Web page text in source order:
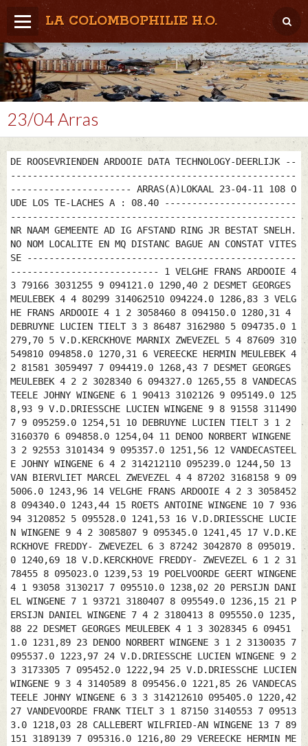
LA COLOMBOPHILIE H.O.
Home
Météo / Het weer
Lâcher / Los
Result. clubs, Provincial, (Inter)National
RFCB / KBDB
23/04 Arras
DE ROOSEVRIENDEN ARDOOIE DATA TECHNOLOGY-DEERLIJK --
----------------------------------------------------
---------------------- ARRAS(A)LOKAAL 23-04-11 108 O
UDE LOS TE-LACHES A : 08.40 ------------------------
----------------------------------------------------
NR NAAM GEMEENTE AD IG AFSTAND RING JR BESTAT SNELH.
NO NOM LOCALITE EN MQ DISTANC BAGUE AN CONSTAT VITES
SE -------------------------------------------------
--------------------------- 1 VELGHE FRANS ARDOOIE 4
3 79166 3031255 9 094121.0 1290,40 2 DESMET GEORGES
MEULEBEK 4 4 80299 314062510 094224.0 1286,83 3 VELG
HE FRANS ARDOOIE 4 1 2 3058460 8 094150.0 1280,31 4
DEBRUYNE LUCIEN TIELT 3 3 86487 3162980 5 094735.0 1
279,70 5 V.D.KERCKHOVE MARNIX ZWEVEZEL 5 4 87609 310
549810 094858.0 1270,31 6 VEREECKE HERMIN MEULEBEK 4
2 81581 3059497 7 094419.0 1268,43 7 DESMET GEORGES
MEULEBEK 4 2 2 3028340 6 094327.0 1265,55 8 VANDECAS
TEELE JOHNY WINGENE 6 1 90413 3102126 9 095149.0 125
8,93 9 V.D.DRIESSCHE LUCIEN WINGENE 9 8 91558 311490
7 9 095259.0 1254,51 10 DEBRUYNE LUCIEN TIELT 3 1 2
3160370 6 094858.0 1254,04 11 DENOO NORBERT WINGENE
3 2 92553 3101434 9 095357.0 1251,56 12 VANDECASTEEL
E JOHNY WINGENE 6 4 2 314212110 095239.0 1244,50 13
VAN BIERVLIET MARCEL ZWEVEZEL 4 4 87202 3168158 9 09
5006.0 1243,96 14 VELGHE FRANS ARDOOIE 4 2 3 3058452
8 094340.0 1243,44 15 ROETS ANTOINE WINGENE 10 7 936
94 3120852 5 095528.0 1241,53 16 V.D.DRIESSCHE LUCIE
N WINGENE 9 4 2 3085807 9 095345.0 1241,45 17 V.D.KE
RCKHOVE FREDDY- ZWEVEZEL 6 3 87242 3042870 8 095019.
0 1240,69 18 V.D.KERCKHOVE FREDDY- ZWEVEZEL 6 1 2 31
78455 8 095023.0 1239,53 19 POELVOORDE GEERT WINGENE
4 1 93058 3130217 7 095510.0 1238,02 20 PERSIJN DANI
EL WINGENE 7 1 93721 3180407 8 095549.0 1236,15 21 P
ERSIJN DANIEL WINGENE 7 4 2 3180413 8 095550.0 1235,
88 22 DESMET GEORGES MEULEBEK 4 1 3 3028345 6 09451
1.0 1231,89 23 DENOO NORBERT WINGENE 3 1 2 3130035 7
095537.0 1223,97 24 V.D.DRIESSCHE LUCIEN WINGENE 9 2
3 3173305 7 095452.0 1222,94 25 V.D.DRIESSCHE LUCIEN
WINGENE 9 3 4 3140589 8 095456.0 1221,85 26 VANDECAS
TEELE JOHNY WINGENE 6 3 3 314212610 095405.0 1220,42
27 VANDEVOORDE FRANK TIELT 3 1 87150 3140553 7 09513
3.0 1218,03 28 CALLEBERT WILFRIED-AN WINGENE 13 7 89
151 3189139 7 095316.0 1216,80 29 VEREECKE HERMIN ME